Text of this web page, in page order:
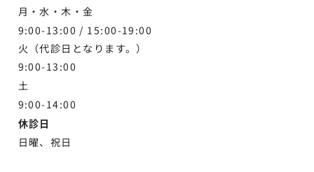
月・水・木・金
9:00-13:00 / 15:00-19:00
火（代診日となります。）
9:00-13:00
土
9:00-14:00
休診日
日曜、祝日